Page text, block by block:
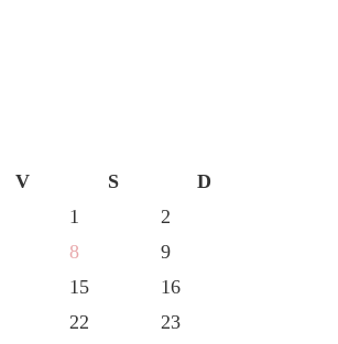
V S
D
1
2
8
9
15
16
22
23